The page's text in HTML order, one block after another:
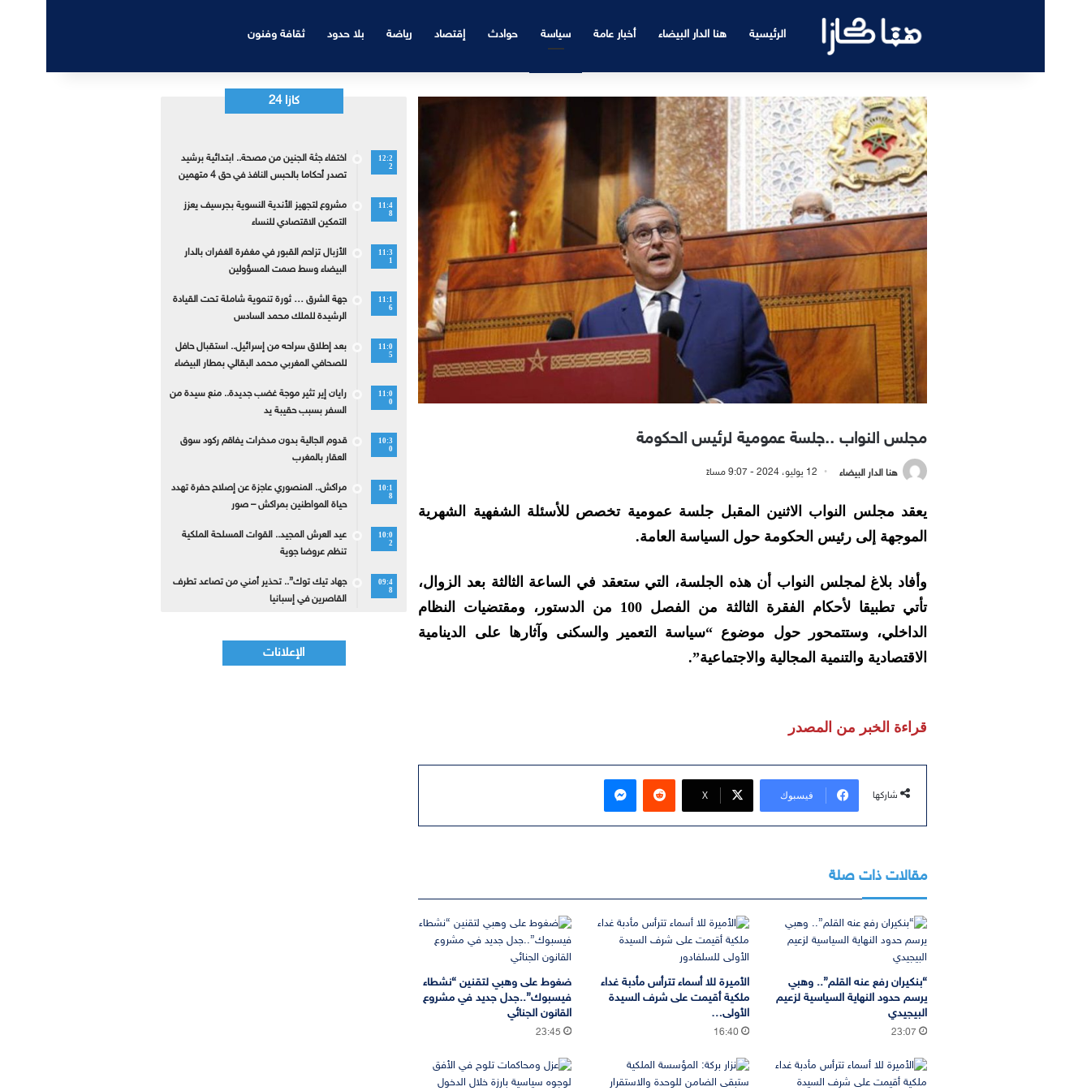
الرئيسية هنا الدار البيضاء أخبار عامة سياسة حوادث إقتصاد رياضة بلا حدود ثقافة وفنون
مجلس النواب ..جلسة عمومية لرئيس الحكومة
هنا الدار البيضاء 12 يوليو، 2024 - 9:07 مساءً
يعقد مجلس النواب الاثنين المقبل جلسة عمومية تخصص للأسئلة الشفهية الشهرية
الموجهة إلى رئيس الحكومة حول السياسة العامة.
وأفاد بلاغ لمجلس النواب أن هذه الجلسة، التي ستعقد في الساعة الثالثة بعد الزوال،
تأتي تطبيقا لأحكام الفقرة الثالثة من الفصل 100 من الدستور، ومقتضيات النظام
الداخلي، وستتمحور حول موضوع “سياسة التعمير والسكنى وآثارها على الدينامية
الاقتصادية والتنمية المجالية والاجتماعية”.
قراءة الخبر من المصدر
شاركها فيسبوك ‫X
ماسنجر
مقالات ذات صلة
“بنكيران رفع عنه القلم”.. وهبي
يرسم حدود النهاية السياسية لزعيم
البيجيدي
23:07
الأميرة للا أسماء تترأس مأدبة غداء
ملكية أقيمت على شرف السيدة
الأولى…
16:40
ضغوط على وهبي لتقنين “نشطاء
فيسبوك”..جدل جديد في مشروع
القانون الجنائي
23:45
كازا 24
12:2
2
اختفاء جثة الجنين من مصحة.. ابتدائية برشيد
تصدر أحكاما بالحبس النافذ في حق 4 متهمين
11:4
8
مشروع لتجهيز الأندية النسوية بجرسيف يعزز
التمكين الاقتصادي للنساء
11:3
1
الأزبال تزاحم القبور في مغفرة الغفران بالدار
البيضاء وسط صمت المسؤولين
11:1
6
جهة الشرق … ثورة تنموية شاملة تحت القيادة
الرشيدة للملك محمد السادس
11:0
5
بعد إطلاق سراحه من إسرائيل.. استقبال حافل
للصحافي المغربي محمد البقالي بمطار البيضاء
11:0
0
رايان إير تثير موجة غضب جديدة.. منع سيدة من
السفر بسبب حقيبة يد
10:3
0
قدوم الجالية بدون مدخرات يفاقم ركود سوق
العقار بالمغرب
10:1
8
مراكش.. المنصوري عاجزة عن إصلاح حفرة تهدد
حياة المواطنين بمراكش – صور
10:0
2
عيد العرش المجيد.. القوات المسلحة الملكية
تنظم عروضا جوية
09:4
8
جهاد تيك توك”.. تحذير أمني من تصاعد تطرف
القاصرين في إسبانيا
الإعلانات